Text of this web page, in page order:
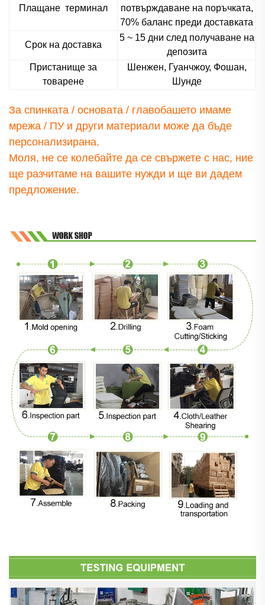
Плащане терминал
потвърждаване на поръчката,
70% баланс преди доставката
Срок на доставка
5 ~ 15 дни след получаване на
депозита
Пристанище за
товарене
Шенжен, Гуанчжоу, Фошан,
Шунде
За спинката / основата / главобашето имаме
мрежа / ПУ и други материали може да бъде
персонализирана.
Моля, не се колебайте да се свържете с нас, ние
ще разчитаме на вашите нужди и ще ви дадем
предложение.